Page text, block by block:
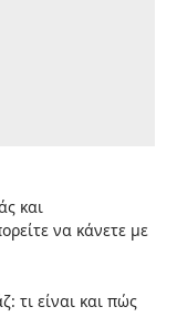
και
να κάνετε με
τι είναι και πώς